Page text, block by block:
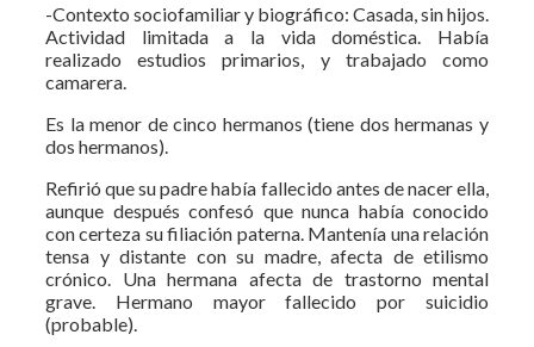
-Contexto sociofamiliar y biográfico: Casada, sin hijos.
Actividad limitada a la vida doméstica. Había
realizado estudios primarios, y trabajado como
camarera.
Es la menor de cinco hermanos (tiene dos hermanas y
dos hermanos).
Refirió que su padre había fallecido antes de nacer ella,
aunque después confesó que nunca había conocido
con certeza su filiación paterna. Mantenía una relación
tensa y distante con su madre, afecta de etilismo
crónico. Una hermana afecta de trastorno mental
grave. Hermano mayor fallecido por suicidio
(probable).